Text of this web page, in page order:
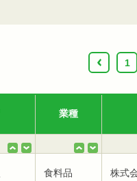
‹
1
業種
食料品
株式